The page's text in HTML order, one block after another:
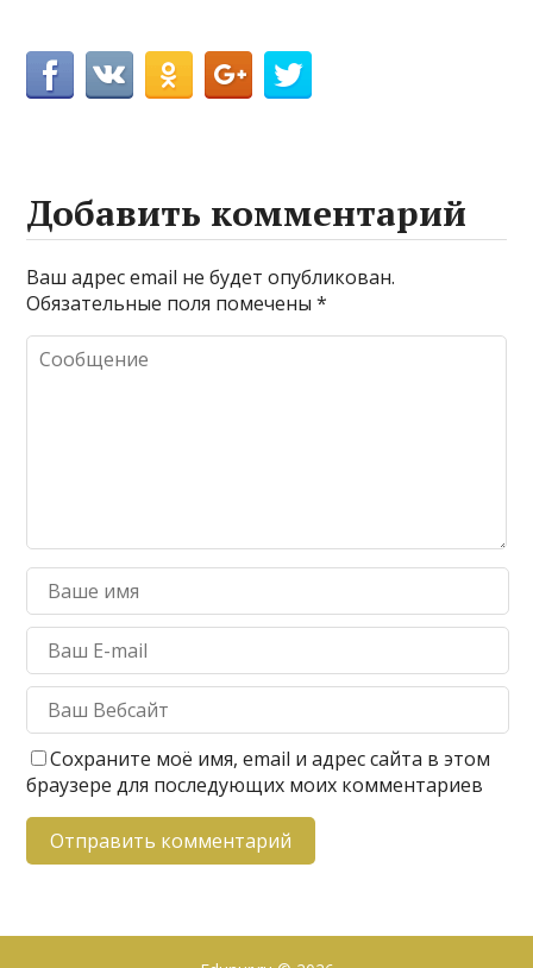
Добавить комментарий
Ваш адрес email не будет опубликован.
Обязательные поля помечены*
Сохраните моё имя, email и адрес сайта в этом
браузере для последующих моих комментариев